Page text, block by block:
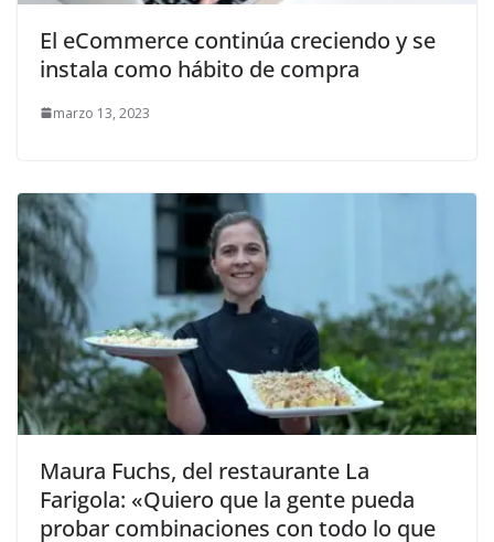
El eCommerce continúa creciendo y se
instala como hábito de compra
marzo 13, 2023
Maura Fuchs, del restaurante La
Farigola: «Quiero que la gente pueda
probar combinaciones con todo lo que